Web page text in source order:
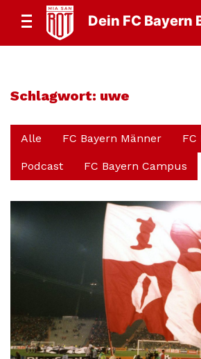
Dein FC Bayern
Schlagwort: uwe
Alle FC Bayern Männer FC
Podcast FC Bayern Campus